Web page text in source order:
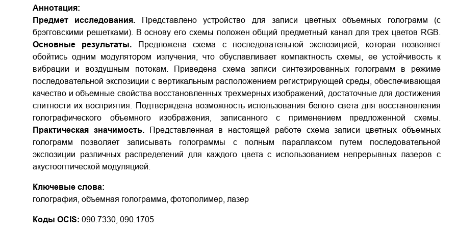
Аннотация:
Предмет исследования. Представлено устройство для записи цветных объемных голограмм (с
брэгговскими решетками). В основу его схемы положен общий предметный канал для трех цветов RGB.
Основные результаты. Предложена схема с последовательной экспозицией, которая позволяет
обойтись одним модулятором излучения, что обуславливает компактность схемы, ее устойчивость к
вибрации и воздушным потокам. Приведена схема записи синтезированных голограмм в режиме
последовательной экспозиции с вертикальным расположением регистрирующей среды, обеспечивающая
качество и объемные свойства восстановленных трехмерных изображений, достаточные для достижения
слитности их восприятия. Подтверждена возможность использования белого света для восстановления
голографического объемного изображения, записанного с применением предложенной схемы.
Практическая значимость.Представленная в настоящей работе схема записи цветных объемных
голограмм позволяет записывать голограммы с полным параллаксом путем последовательной
экспозиции различных распределений для каждого цвета с использованием непрерывных лазеров с
акустооптической модуляцией.
Ключевые слова:
голография, объемная голограмма, фотополимер, лазер
Коды OCIS: 090.7330, 090.1705